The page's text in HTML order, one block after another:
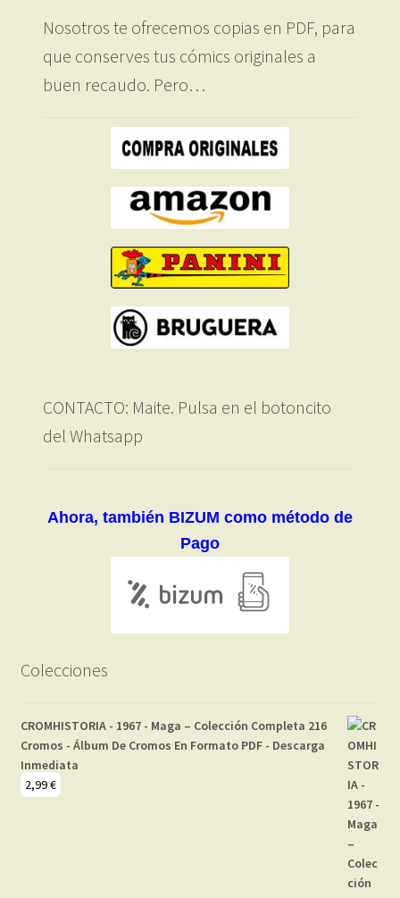
Nosotros te ofrecemos copias en PDF, para
que conserves tus cómics originales a
buen recaudo. Pero…
CONTACTO: Maite. Pulsa en el botoncito
del Whatsapp
Ahora, también BIZUM como método de
Pago
Colecciones
CROMHISTORIA - 1967 - Maga – Colección Completa 216
Cromos - Álbum De Cromos En Formato PDF - Descarga
Inmediata
2,99€